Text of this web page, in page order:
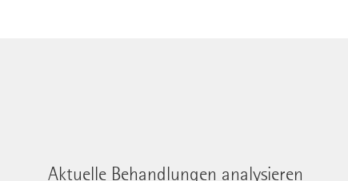
Aktuelle Behandlungen analysieren